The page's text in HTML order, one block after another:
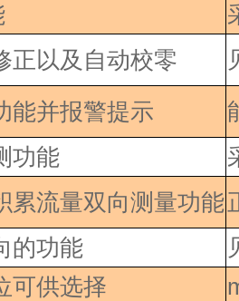
正以及自动校零
能并报警提示
功能
累流量双向测量功能
的功能
可供选择